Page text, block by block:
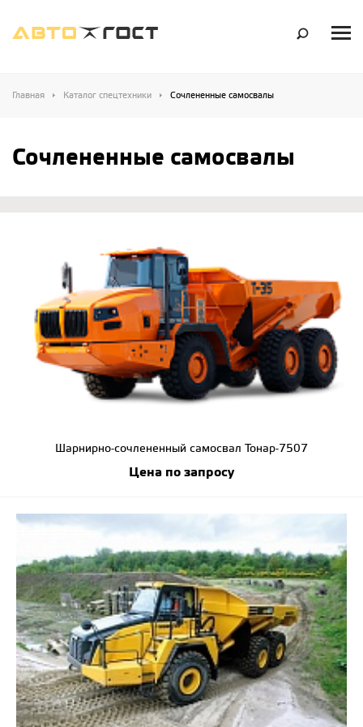
Главная Каталог спецтехники Сочлененные самосвалы
Сочлененные самосвалы
Шарнирно-сочлененный самосвал Тонар-7507
Цена по запросу